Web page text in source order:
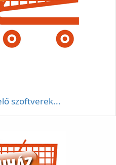
szoftverek...